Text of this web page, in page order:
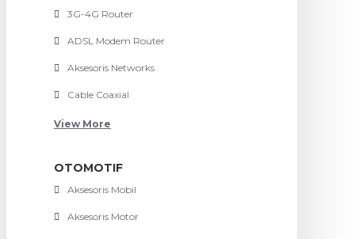
3G-4G Router
ADSL Modem Router
Aksesoris Networks
Cable Coaxial
View More
OTOMOTIF
Aksesoris Mobil
Aksesoris Motor